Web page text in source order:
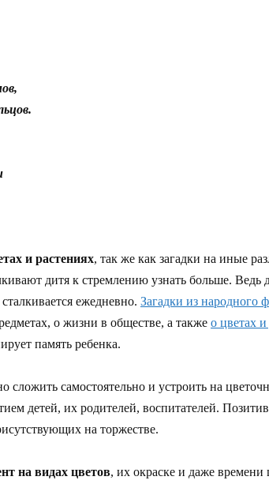
и растениях, так же как загадки на иные
дитя к стремлению узнать больше.
ежедневно. Загадки из народного
о жизни в обществе, а также о цветах
память ребенка.
сложить самостоятельно и устроить на
детей, их родителей, воспитателей.
на торжестве.
на видах цветов, их окраске и даже